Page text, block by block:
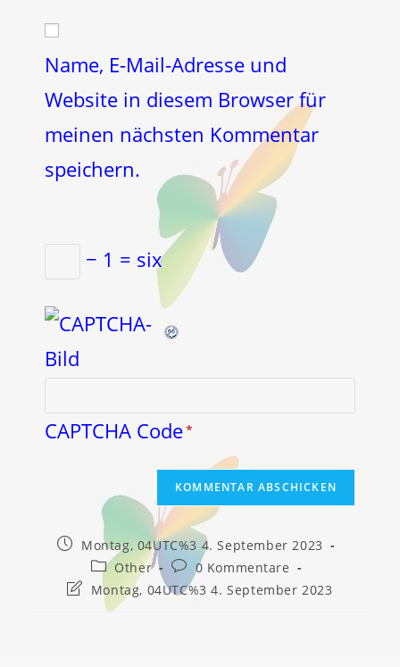
zum
ein
URL
ein
(optional)
Name, E-Mail-Adresse und
Website in diesem Browser für
meinen nächsten Kommentar
speichern.
− 1 = six
CAPTCHA Code*
Beitrag
veröffentlicht:
Montag, 04UTC%3 4. September 2023
Beitrags-
Kategorie:
Other
Beitrags-
Kommentare:
0 Kommentare
Beitrag
zuletzt
Montag, 04UTC%3 4. September 2023